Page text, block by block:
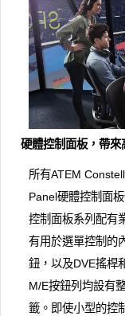
硬體控制面板，帶來
所有ATEM
Panel硬體控制面
控制面板系列配有
有用於選單控制的
鈕，以及DVE搖桿
M/E按鈕列均設有
籤。即使小型的控